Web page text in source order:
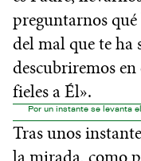
preguntarnos
del mal que te ha
descubriremos
fieles a Él».
Por un instante se levanta
Tras unos